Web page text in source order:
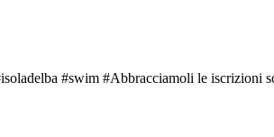
#swim #Abbracciamoli le iscrizioni